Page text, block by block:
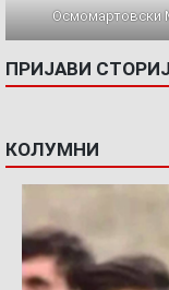
Осмомартовски
ПРИЈАВИ
КОЛУМНИ